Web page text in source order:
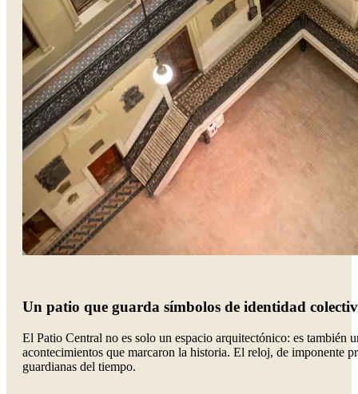
Un patio que guarda símbolos de identidad
El Patio Central no es solo un espacio arquitectónico: es también
acontecimientos que marcaron la historia. El reloj, de imponente
guardianas del tiempo.